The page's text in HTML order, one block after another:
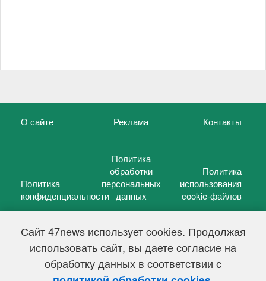
Сайт 47news использует cookies. Продолжая
использовать сайт, вы даете согласие на
обработку данных в соответствии с
О сайте Реклама Контакты
Политика
конфиденциальности
Политика
обработки
персональных
данных
Политика
использования
cookie-файлов
47 новостей (47 news)2005 — 2026 г.
Свидетельство о регистрации СМИ Эл № ФС 77-39848, выдано
Федеральной службой по надзору в сфере связи,